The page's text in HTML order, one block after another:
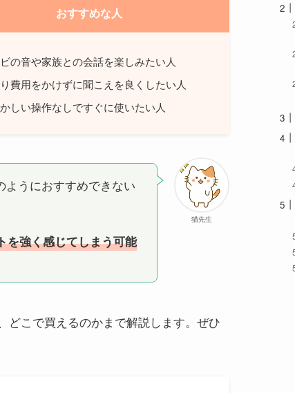
おすすめな人
の音や家族との会話を楽しみたい人
費用をかけずに聞こえを良くしたい人
しい操作なしですぐに使いたい人
猫先生
うにおすすめできない
を強く感じてしまう可能
どこで買えるのかまで解説します。ぜひ